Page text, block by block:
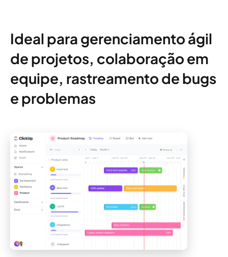
Ideal para gerenciamento ágil
de projetos, colaboração em
equipe, rastreamento de bugs
e problemas